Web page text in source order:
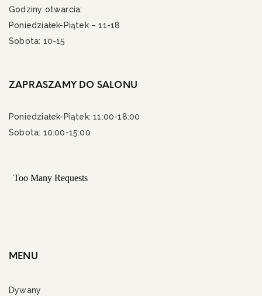
Godziny otwarcia:
Poniedziałek-Piątek – 11-18
Sobota: 10-15
ZAPRASZAMY DO SALONU
Poniedziałek-Piątek: 11:00-18:00
Sobota: 10:00-15:00
MENU
Dywany